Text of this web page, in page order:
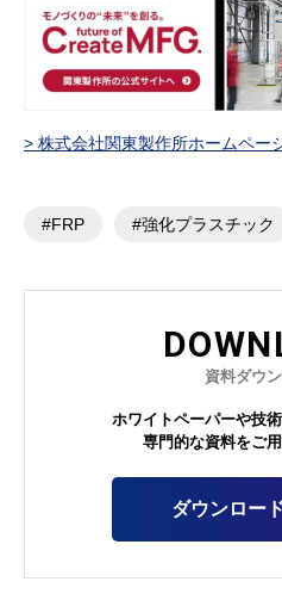
> 株式会社関東製作所ホームペー
#FRP #強化プラスチック
資料ダウ
ホワイトペーパーや技
専門的な資料をご用
ダウンロー